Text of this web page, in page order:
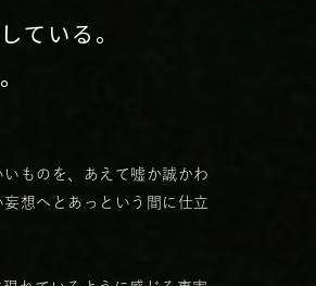
ている。
ものを、あえて嘘か誠かわ
想へとあっという間に仕立